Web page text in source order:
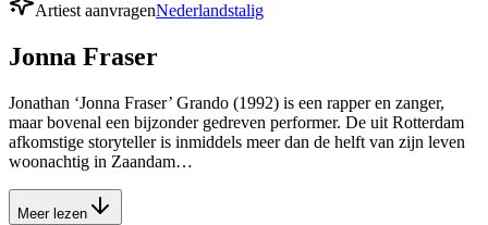
Artiest aanvragenNederlandstalig
Jonna Fraser
Jonathan ‘Jonna Fraser’ Grando (1992) is een rapper en zanger,
maar bovenal een bijzonder gedreven performer. De uit Rotterdam
afkomstige storyteller is inmiddels meer dan de helft van zijn leven
woonachtig in Zaandam…
Meer lezen